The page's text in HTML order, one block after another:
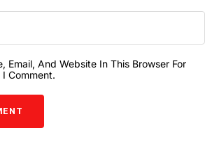
Email, And Website In This Browser For
Comment.